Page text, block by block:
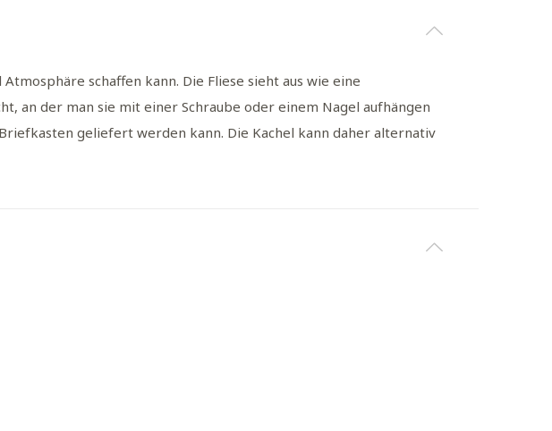
schaffen kann. Die Fliese sieht aus wie eine
an der man sie mit einer Schraube oder einem Nagel aufhängen
geliefert werden kann. Die Kachel kann daher alternativ